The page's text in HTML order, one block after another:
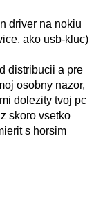
driver na nokiu
ako usb-kluc)
distribucii a pre
osobny nazor,
dolezity tvoj pc
skoro vsetko
s horsim